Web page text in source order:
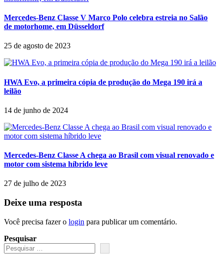
Mercedes-Benz Classe V Marco Polo celebra estreia no Salão
de motorhome, em Düsseldorf
25 de agosto de 2023
HWA Evo, a primeira cópia de produção do Mega 190 irá a
leilão
14 de junho de 2024
Mercedes-Benz Classe A chega ao Brasil com visual renovado e
motor com sistema híbrido leve
27 de julho de 2023
Deixe uma resposta
Você precisa fazer o login para publicar um comentário.
Pesquisar